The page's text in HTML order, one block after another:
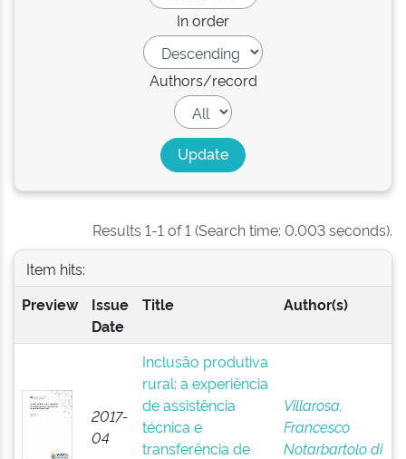
In order
Authors/record
Results 1-1 of 1 (Search time: 0.003 seconds).
Item hits:
Preview
Issue
Date
Title Author(s)
2017-
04
Inclusão produtiva
rural: a experiência
de assistência
técnica e
transferência de
Villarosa,
Francesco
Notarbartolo di